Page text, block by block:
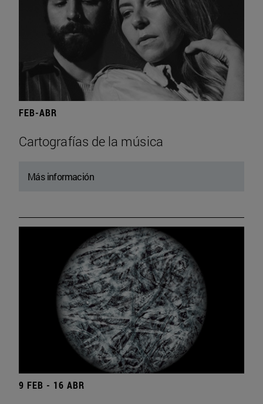
FEB-ABR
Cartografías de la música
Más información
9 FEB - 16 ABR